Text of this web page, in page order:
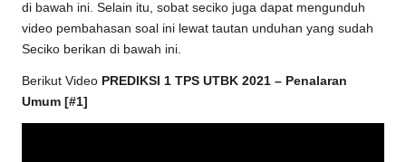
di bawah ini. Selain itu, sobat seciko juga dapat mengunduh
video pembahasan soal ini lewat tautan unduhan yang sudah
Seciko berikan di bawah ini.
Berikut Video PREDIKSI 1 TPS UTBK 2021 – Penalaran
Umum [#1]